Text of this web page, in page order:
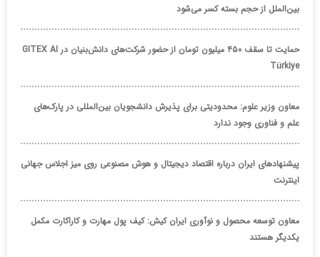
بین‌الملل از حجم بسته کسر می‌شود
حمایت تا سقف ۴۵۰ میلیون تومان از حضور شرکت‌های دانش‌بنیان در GITEX AI
Türkiye
معاون وزیر علوم: محدودیتی برای پذیرش دانشجویان بین‌المللی در پارک‌های
علم و فناوری وجود ندارد
پیشنهادهای ایران درباره اقتصاد دیجیتال و هوش مصنوعی روی میز اجلاس جهانی
اینترنت
معاون توسعه محصول و نوآوری ایران کیش: کیف پول مهارت و کاراکارت مکمل
یکدیگر هستند